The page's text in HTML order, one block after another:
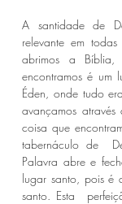
A santidade de
relevante em
abrimos a
encontramos é um
Éden, onde tudo
avançamos
coisa que
tabernáculo de
Palavra abre e
lugar santo, pois é
santo. Esta